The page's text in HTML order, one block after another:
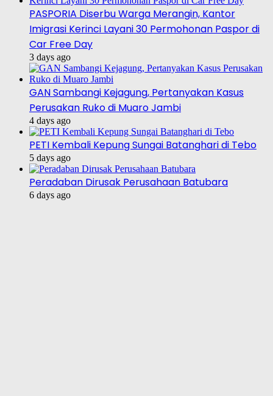
PASPORIA Diserbu Warga Merangin, Kantor
Imigrasi Kerinci Layani 30 Permohonan Paspor di
Car Free Day
3 days ago
GAN Sambangi Kejagung, Pertanyakan Kasus
Perusakan Ruko di Muaro Jambi
4 days ago
PETI Kembali Kepung Sungai Batanghari di Tebo
5 days ago
Peradaban Dirusak Perusahaan Batubara
6 days ago